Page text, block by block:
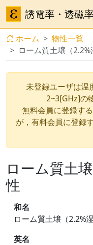
誘電率・透磁
ホーム
物性一覧
ローム質土壌（
未登録ユーザは
2~3[GHz]の
無料会員に登録す
が，有料会員に登録
ローム質土
性
和名
ローム質土壌（2.2%湿
英名